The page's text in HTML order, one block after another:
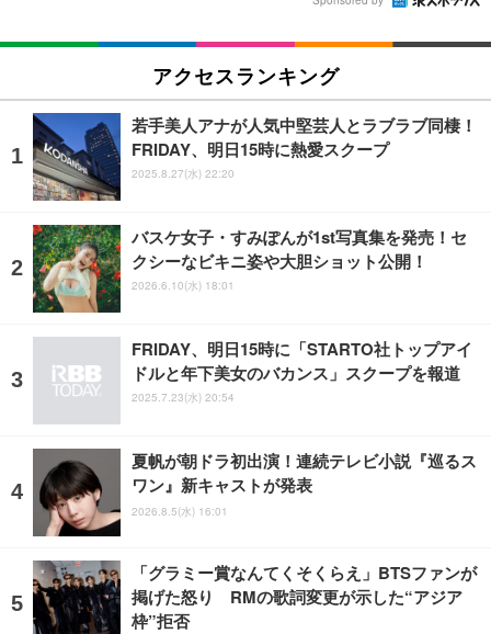
アクセスランキング
若手美人アナが人気中堅芸人とラブラブ同棲！
FRIDAY、明日15時に熱愛スクープ
2025.8.27(水) 22:20
バスケ女子・すみぽんが1st写真集を発売！セ
クシーなビキニ姿や大胆ショット公開！
2026.6.10(水) 18:01
FRIDAY、明日15時に「STARTO社トップアイ
ドルと年下美女のバカンス」スクープを報道
2025.7.23(水) 20:54
夏帆が朝ドラ初出演！連続テレビ小説『巡るス
ワン』新キャストが発表
2026.8.5(水) 16:01
「グラミー賞なんてくそくらえ」BTSファンが
掲げた怒り RMの歌詞変更が示した“アジア
枠”拒否